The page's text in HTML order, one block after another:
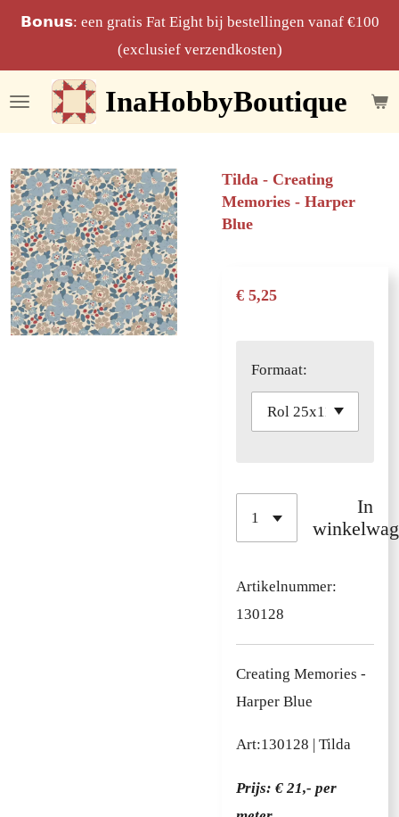
Ga
de
hoofdinhoud
InaHobbyBoutique
𝗕𝗼𝗻𝘂𝘀: een gratis Fat Eight bij bestellingen vanaf €100
(exclusief verzendkosten)
Tilda - Creating
Memories - Harper
Blue
€ 5,25
Formaat:
In
Artikelnummer:
130128
Creating Memories -
Harper Blue
Art:130128 | Tilda
Prijs: € 21,- per